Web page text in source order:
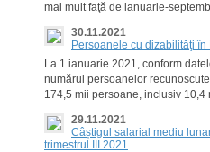
mai mult faţă de ianuarie-
30.11.2021
Persoanele cu dizabilităţi
La 1 ianuarie 2021, conform
numărul persoanelor
174,5 mii persoane, inclusiv
29.11.2021
Câștigul salarial mediu
trimestrul III 2021